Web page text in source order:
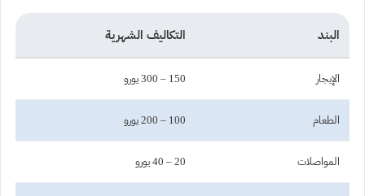
البند التكاليف الشهرية
الإيجار 150 – 300 يورو
الطعام 100 – 200 يورو
المواصلات 20 – 40 يورو